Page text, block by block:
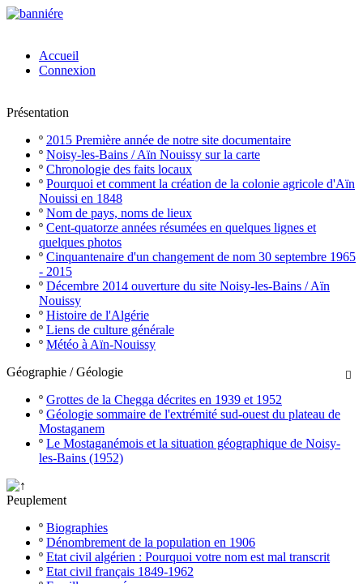
Accueil
Connexion
Présentation
º 2015 Première année de notre site documentaire
º Noisy-les-Bains / Aïn Nouissy sur la carte
º Chronologie des faits locaux
º Pourquoi et comment la création de la colonie agricole d'Aïn
Nouissi en 1848
º Nom de pays, noms de lieux
º Cent-quatorze années résumées en quelques lignes et
quelques photos
º Cinquantenaire d'un changement de nom 30 septembre 1965
- 2015
º Décembre 2014 ouverture du site Noisy-les-Bains / Aïn
Nouissy
º Histoire de l'Algérie
º Liens de culture générale
º Météo à Aïn-Nouissy

Géographie / Géologie
º Grottes de la Chegga décrites en 1939 et 1952
º Géologie sommaire de l'extrémité sud-ouest du plateau de
Mostaganem
º Le Mostaganémois et la situation géographique de Noisy-
les-Bains (1952)
Peuplement
º Biographies
º Dénombrement de la population en 1906
º Etat civil algérien : Pourquoi votre nom est mal transcrit
º Etat civil français 1849-1962